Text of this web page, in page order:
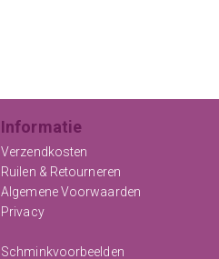
Informatie
Verzendkosten
Ruilen & Retourneren
Algemene Voorwaarden
Privacy
Schminkvoorbeelden